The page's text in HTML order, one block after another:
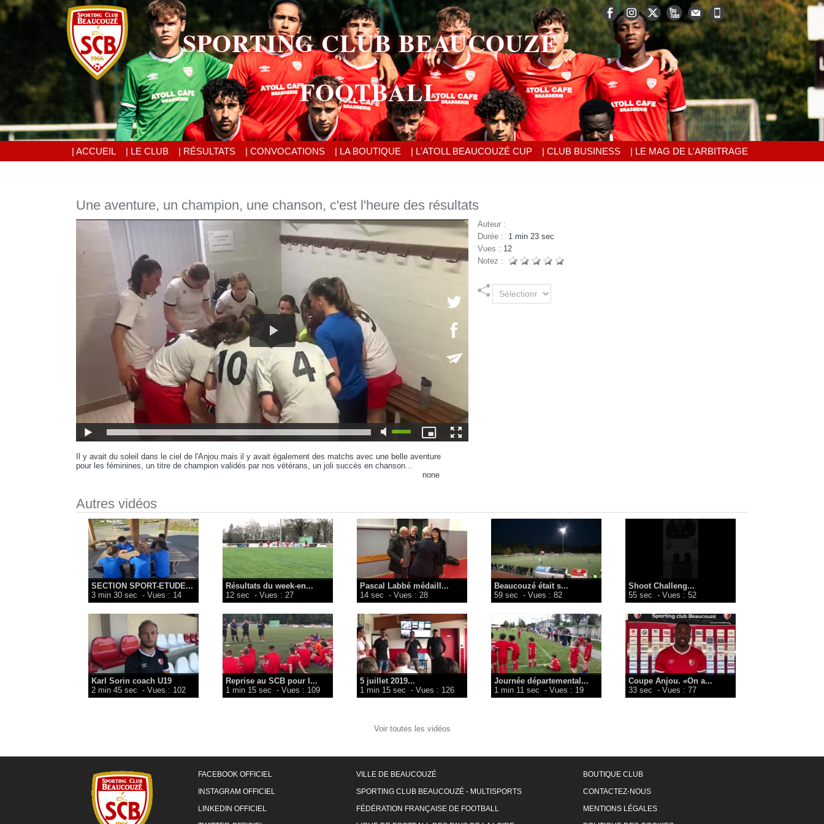
SPORTING CLUB BEAUCOUZÉ
FOOTBALL
| ACCUEIL | LE CLUB | RÉSULTATS | CONVOCATIONS | LA BOUTIQUE | L'ATOLL BEAUCOUZÉ CUP | CLUB BUSINESS | LE MAG DE L'ARBITRAGE
Une aventure, un champion, une chanson, c'est l'heure des résultats
Auteur :
Durée :
1 min 23 sec
Vues : 12
Notez :
Il y avait du soleil dans le ciel de l'Anjou mais il y avait également des matchs avec une belle aventure
pour les féminines, un titre de champion validés par nos vétérans, un joli succès en chanson...
none
Autres vidéos
SECTION SPORT-ETUDE...
3 min 30 sec - Vues : 14
Résultats du week-en...
12 sec - Vues : 27
Pascal Labbé médaill...
14 sec - Vues : 28
Beaucouzé était s...
59 sec - Vues : 82
Shoot Challeng...
55 sec - Vues : 52
Karl Sorin coach U19
2 min 45 sec - Vues : 102
Reprise au SCB pour l...
1 min 15 sec - Vues : 109
5 juillet 2019...
1 min 15 sec - Vues : 126
Journée départemental...
1 min 11 sec - Vues : 19
Coupe Anjou. «On a...
33 sec - Vues : 77
Voir toutes les vidéos
FACEBOOK OFFICIEL
INSTAGRAM OFFICIEL
LINKEDIN OFFICIEL
VILLE DE BEAUCOUZÉ
SPORTING CLUB BEAUCOUZÉ - MULTISPORTS
FÉDÉRATION FRANÇAISE DE FOOTBALL
BOUTIQUE CLUB
CONTACTEZ-NOUS
MENTIONS LÉGALES